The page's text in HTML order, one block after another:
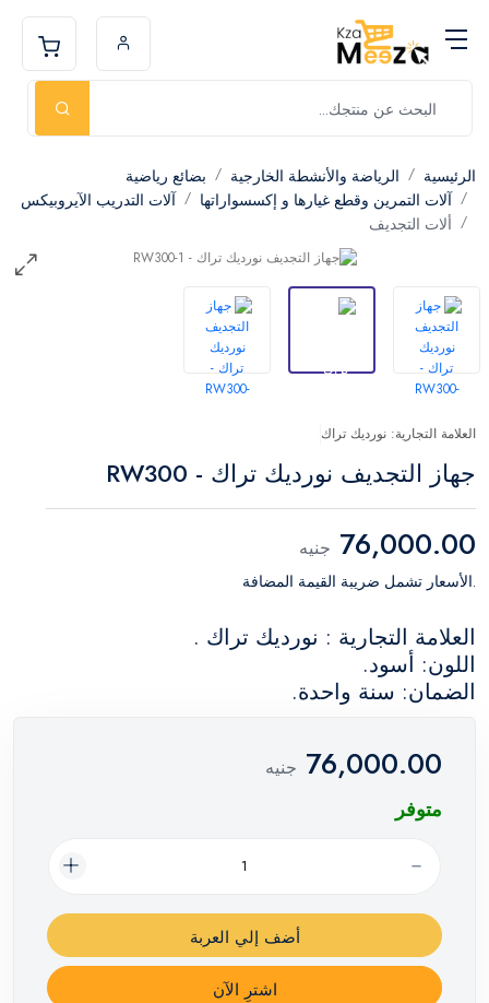
الرئيسية الرياضة والأنشطة الخارجية
بضائع رياضية
آلات التمرين وقطع غيارها و إكسسواراتها
آلات التدريب الآيروبيكس
ألات التجديف
العلامة التجارية: نورديك تراك
جهاز التجديف نورديك تراك - RW300
76,000.00 جنيه
.الأسعار تشمل ضريبة القيمة المضافة
العلامة التجارية : نورديك تراك .
اللون: أسود.
الضمان: سنة واحدة.
76,000.00 جنيه
متوفر
أضف إلي العربة
اشترِ الآن